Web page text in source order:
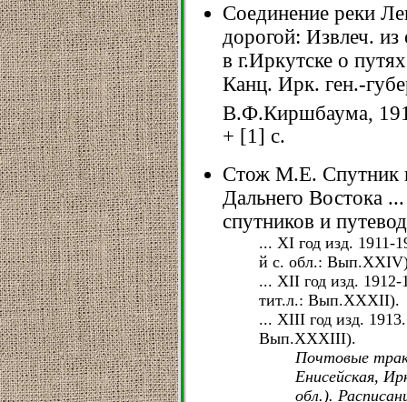
Соединение реки
дорогой: Извлеч.
в г.Иркутске о
Канц. Ирк. ген.-
В.Ф.Киршбаума,
+ [1] с.
Стож М.Е. Спутник
Дальнего Востока
спутников и
... XI год изд.
й с. обл.:
... XII год изд.
тит.л.: Вып.XXXII).
... XIII год изд.
Вып.XXXIII).
Почтовые
Енисейская,
обл.).